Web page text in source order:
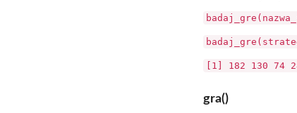
[1] 182 130 74
gra()